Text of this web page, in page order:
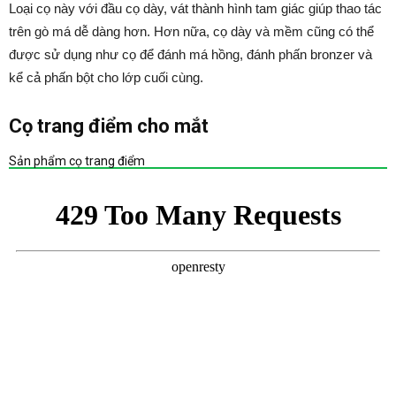
Loại cọ này với đầu cọ dày, vát thành hình tam giác giúp thao tác
trên gò má dễ dàng hơn. Hơn nữa, cọ dày và mềm cũng có thể
được sử dụng như cọ để đánh má hồng, đánh phấn bronzer và
kể cả phấn bột cho lớp cuối cùng.
Cọ trang điểm cho mắt
Sản phẩm cọ trang điểm